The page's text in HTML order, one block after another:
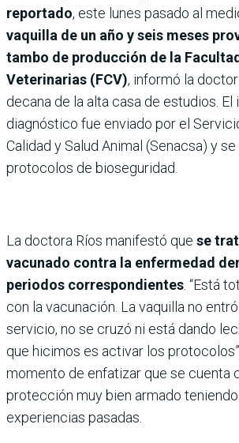
reportado, este lunes pasado al
vaquilla de un año y seis meses
tambo de producción de la
Veterinarias (FCV), informó la
decana de la alta casa de estudios. El
diagnóstico fue enviado por el
Calidad y Salud Animal (Senacsa) y
protocolos de bioseguridad.
La doctora Ríos manifestó que se
vacunado contra la enfermedad
periodos correspondientes . “Está
con la vacunación. La vaquilla no
servicio, no se cruzó ni está dando
que hicimos es activar los
momento de enfatizar que se cuenta
protección muy bien armado
experiencias pasadas.